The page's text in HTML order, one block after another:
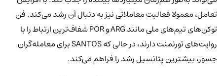
تعامل، معمولا فعالیت معاملاتی نیز به دنبال آن رشد می‌کند. فن
توکن‌های تیم‌های ملی مانند ARG و POR شفاف‌ترین ارتباط را با
روایت‌های تورنمنت دارند، در حالی که SANTOS برای معامله‌گران
جسور، بیشترین پتانسیل رشد را فراهم می‌کند.